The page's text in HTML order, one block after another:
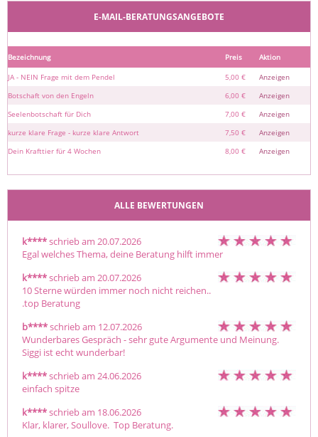
E-MAIL-BERATUNGSANGEBOTE
Bezeichnung Preis
Aktion
JA - NEIN Frage mit dem Pendel
5,00 €
Anzeigen
Botschaft von den Engeln
6,00 €
Anzeigen
Seelenbotschaft für Dich
7,00 €
Anzeigen
kurze klare Frage - kurze klare Antwort
7,50 €
Anzeigen
Dein Krafttier für 4 Wochen
8,00 € Anzeigen
ALLE BEWERTUNGEN
k****schrieb am 20.07.2026
Egal welches Thema, deine Beratung hilft immer
k****schrieb am 20.07.2026
10 Sterne würden immer noch nicht reichen..
.top Beratung
b****schrieb am 12.07.2026
Wunderbares Gespräch - sehr gute Argumente und Meinung.
Siggi ist echt wunderbar!
k****schrieb am 24.06.2026
einfach spitze
k****schrieb am 18.06.2026
Klar, klarer, Soullove.  Top Beratung.